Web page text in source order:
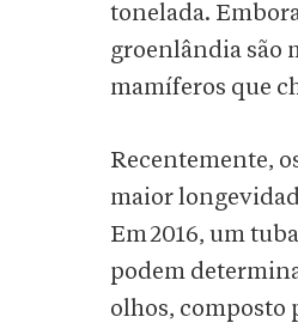
tonelada.
groenlândia são
mamíferos que
Recentemente,
maior
Em 2016, um
podem
olhos, composto